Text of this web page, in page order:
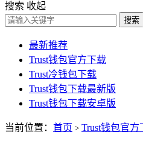
搜索 收起
搜索
最新推荐
Trust钱包官方下载
Trust冷钱包下载
Trust钱包下载最新版
Trust钱包下载安卓版
当前位置： 首页 > Trust钱包官方